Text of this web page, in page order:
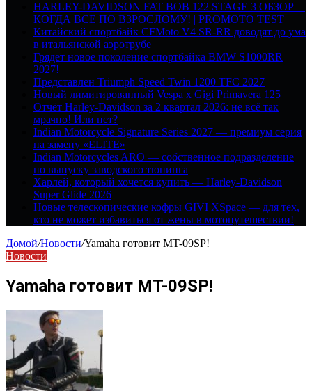
HARLEY-DAVIDSON FAT BOB 122 STAGE 3 ОБЗОР—
КОГДА ВСЕ ПО ВЗРОСЛОМУ! | PROMOTO TEST
Китайский спортбайк CFMoto V4 SR-RR доводят до ума
в итальянской аэротрубе
Грядет новое поколение спортбайка BMW S1000RR
2027!
Представлен Triumph Speed Twin 1200 TFC 2027
Новый лимитированный Vespa x Gigi Primavera 125
Отчёт Harley-Davidson за 2 квартал 2026: не всё так
мрачно! Или нет?
Indian Motorcycle Signature Series 2027 — премиум серия
на замену «ELITE»
Indian Motorcycles ARO — собственное подразделение
по выпуску заводского тюнинга
Харлей, который хочется купить — Harley-Davidson
Super Glide 2026
Новые телескопические кофры GIVI XSpace — для тех,
кто не может избавиться от жены в мотопутешествии!
Домой/Новости/Yamaha готовит MT-09SP!
Новости
Yamaha готовит MT-09SP!